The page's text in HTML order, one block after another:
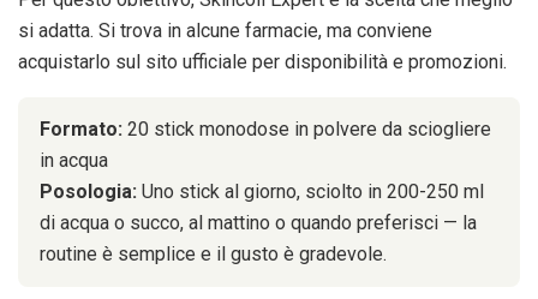
si adatta. Si trova in alcune farmacie, ma conviene
acquistarlo sul sito ufficiale per disponibilità e promozioni.
Formato: 20 stick monodose in polvere da sciogliere
in acqua
Posologia: Uno stick al giorno, sciolto in 200-250 ml
di acqua o succo, al mattino o quando preferisci — la
routine è semplice e il gusto è gradevole.